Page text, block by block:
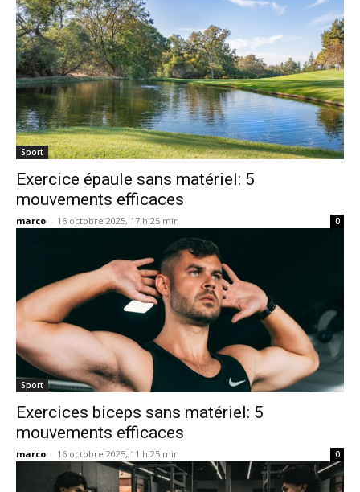
Sport
Exercice épaule sans matériel: 5
mouvements efficaces
marco - 16 octobre 2025, 17 h 25 min 0
Sport
Exercices biceps sans matériel: 5
mouvements efficaces
marco - 16 octobre 2025, 11 h 25 min 0